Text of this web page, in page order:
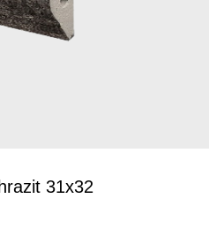
31x32